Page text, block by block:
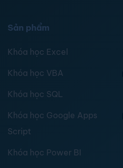
Sản phẩm
Khóa học Excel
Khóa học VBA
Khóa học SQL
Khóa học Google Apps
Script
Khóa học Power BI